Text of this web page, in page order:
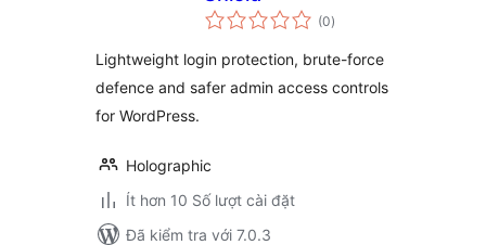
(0tổng
đánh
)
Lightweight login protection, brute-force
defence and safer admin access controls
for WordPress.
Holographic
Ít hơn 10 Số lượt cài đặt
Đã kiểm tra với 7.0.3